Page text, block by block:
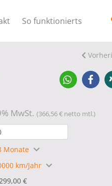
So funktionierts
MwSt. (366,56 € netto mtl.)
Monate
km/Jahr
€